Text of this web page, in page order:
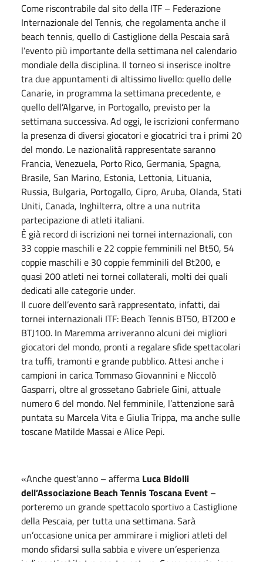
Come riscontrabile dal sito della ITF – Federazione
Internazionale del Tennis, che regolamenta anche il
beach tennis, quello di Castiglione della Pescaia sarà
l’evento più importante della settimana nel calendario
mondiale della disciplina. Il torneo si inserisce inoltre
tra due appuntamenti di altissimo livello: quello delle
Canarie, in programma la settimana precedente, e
quello dell’Algarve, in Portogallo, previsto per la
settimana successiva. Adoggi, le iscrizioni confermano
la presenza di diversi giocatori e giocatrici tra i primi 20
del mondo. Le nazionalità rappresentate saranno
Francia, Venezuela, Porto Rico, Germania, Spagna,
Brasile, San Marino, Estonia, Lettonia, Lituania,
Russia, Bulgaria, Portogallo, Cipro, Aruba, Olanda, Stati
Uniti, Canada, Inghilterra, oltre a una nutrita
partecipazione di atleti italiani.
È già record di iscrizioni nei tornei internazionali, con
33 coppie maschili e 22 coppie femminili nel Bt50, 54
coppie maschili e 30 coppie femminili del Bt200, e
quasi 200 atleti nei tornei collaterali, molti dei quali
dedicati alle categorie under.
Il cuore dell’evento sarà rappresentato, infatti, dai
tornei internazionali ITF: Beach Tennis BT50, BT200 e
BTJ100. In Maremma arriveranno alcuni dei migliori
giocatori del mondo, pronti a regalare sfide spettacolari
tra tuffi, tramonti e grande pubblico. Attesi anche i
campioni in carica Tommaso Giovannini e Niccolò
Gasparri, oltre al grossetano Gabriele Gini, attuale
numero 6 del mondo. Nel femminile, l’attenzione sarà
puntata su Marcela Vita e Giulia Trippa, ma anche sulle
toscane Matilde Massai e Alice Pepi.
«Anche quest’anno – afferma Luca Bidolli
dell’Associazione Beach Tennis Toscana Event –
porteremo un grande spettacolo sportivo a Castiglione
della Pescaia, per tutta una settimana. Sarà
un’occasione unica per ammirare i migliori atleti del
mondo sfidarsi sulla sabbia e vivere un’esperienza